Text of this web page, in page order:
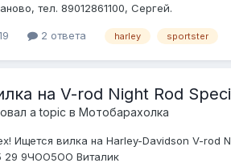
тел. 89012861100, Сергей.
2 ответа harley sportster
на V-rod Night Rod
a topic в Мотобарахолка
Ищется вилка на Harley-Davidson V-rod
29 9ЧОО5ОО Виталик